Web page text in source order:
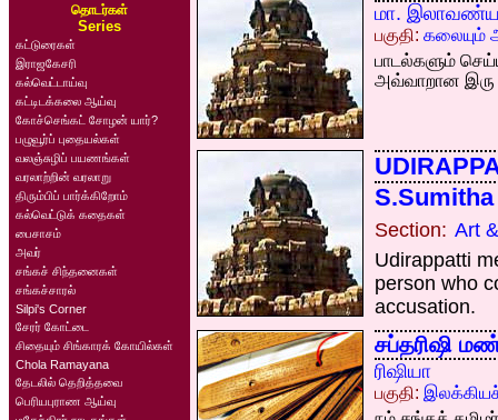
தொடர்கள்
Series
கட்டுரைகள்
இராஜகேசரி
கல்வெட்டாய்வு
கட்டிடக்கலை ஆய்வு
கோச்செங்கட் சோழன் யார்?
பழுவூர்ப் புதையல்கள்
வலஞ்சுழிப் பயணங்கள்
வரலாற்றின் வரலாறு
திரும்பிப் பார்க்கிறோம்
கல்வெட்டுக் கதைகள்
பைசாசம்
அவர்
சங்கச் சிந்தனைகள்
சங்கச்சாரல்
Silpi's Corner
சேரர் கோட்டை
சிதையும் சிங்காரக் கோயில்கள்
Chola Ramayana
தேடலில் தெறித்தவை
பெரியபுராண ஆய்வு
மா.
பகுதி: கலையும்
பாடல்களும்
அவ்வாறான
S.Sumitha
Section: Art
Udirappatti
person who
accusation.
சப்தரிஷி
ரிஷியா
பகுதி: